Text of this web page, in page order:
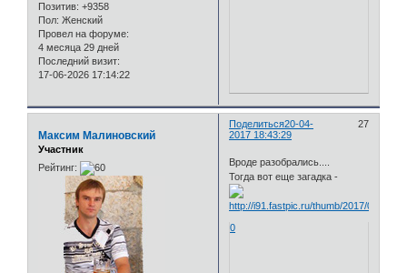
Позитив: +9358
Пол: Женский
Провел на форуме:
4 месяца 29 дней
Последний визит:
17-06-2026 17:14:22
Поделиться 27
20-04-
2017 18:43:29
Максим Малиновский
Участник
Рейтинг:
Вроде разобрались....
Тогда вот еще загадка -
0